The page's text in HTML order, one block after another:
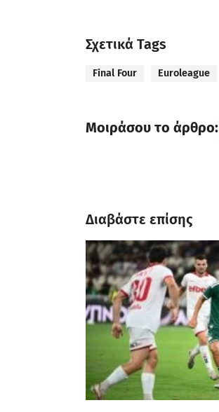
Σχετικά Tags
Final Four Euroleague
Μοιράσου το άρθρο:
Διαβάστε επίσης